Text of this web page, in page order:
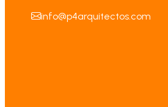
info@p4arquitectos.com